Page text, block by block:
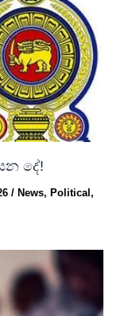
දේ!
/ News, Political,